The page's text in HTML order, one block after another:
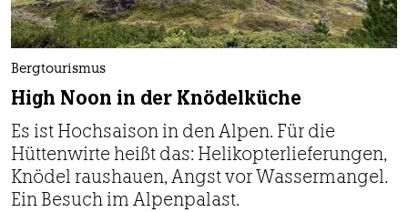
nord
wahrheit
verlag
verlag
veranstaltungen
Bergtourismus
High Noon in der Knödelküche
Es ist Hochsaison in den Alpen. Für die
Hüttenwirte heißt das: Helikopterlieferungen,
Knödel raushauen, Angst vor Wassermangel.
Ein Besuch im Alpenpalast.